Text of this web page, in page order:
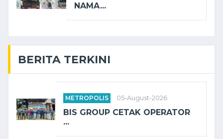
NAMA...
BERITA TERKINI
METROPOLIS 05-August-2026
BIS GROUP CETAK OPERATOR
...